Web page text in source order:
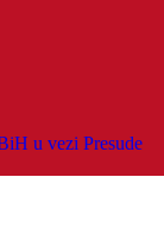
u vezi Presude